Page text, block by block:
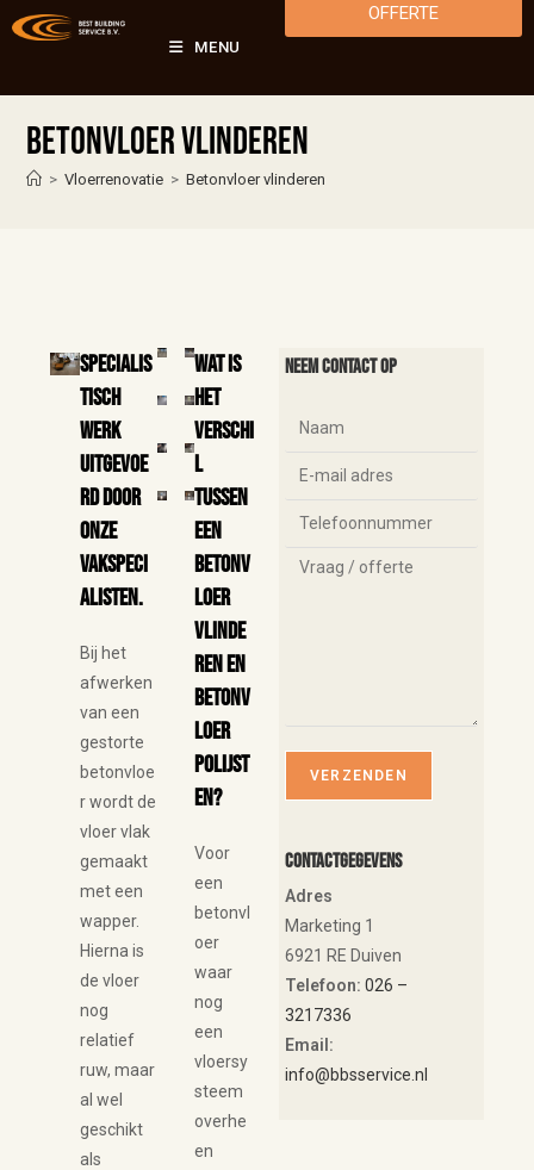
MENU
OFFERTE
Betonvloer vlinderen
> Vloerrenovatie > Betonvloer vlinderen
Specialis
tisch
werk
uitgevoe
rd door
onze
vakspeci
alisten.
Bij het
afwerken
van een
gestorte
betonvloe
r wordt de
vloer vlak
gemaakt
met een
wapper.
Hierna is
de vloer
nog
relatief
ruw, maar
al wel
geschikt
als
Wat is
het
verschi
l
tussen
een
betonv
loer
vlinde
ren en
betonv
loer
polijst
en?
Voor
een
betonvl
oer
waar
nog
een
vloersy
steem
overhe
en
Neem contact op
Contactgegevens
Adres
Marketing 1
6921 RE Duiven
Telefoon: 026 –
3217336
Email:
info@bbsservice.nl